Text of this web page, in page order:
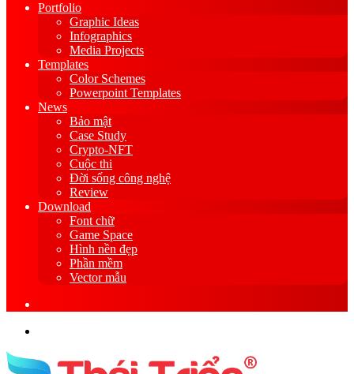
Portfolio
Graphic Ideas
Infographics
Media Projects
Templates
Color Schemes
Powerpoint Templates
News
Bảo mật
Case Study
Crypto-NFT
Cuộc thi
Đời sống công nghệ
Review
Download
Font chữ
Game Space
Hình nền đẹp
Phần mềm
Vector mẫu